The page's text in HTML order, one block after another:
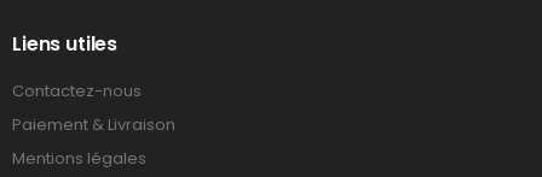
Liens utiles
Contactez-nous
Paiement & Livraison
Mentions légales